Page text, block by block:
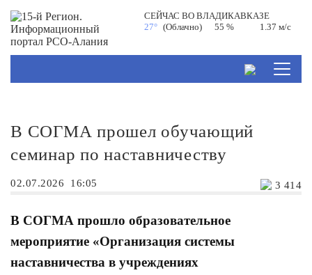
СЕЙЧАС ВОВЛАДИКАВКАЗЕ
27° (Облачно) 55 % 1.37 м/с
В СОГМА прошел обучающий
семинар по наставничеству
02.07.2026 16:05 3 414
В СОГМА прошло образовательное
мероприятие «Организация системы
наставничества в учреждениях